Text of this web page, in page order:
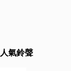
人氣鈴聲